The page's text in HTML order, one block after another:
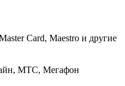
Card, Maestro и другие
МТС, Мегафон